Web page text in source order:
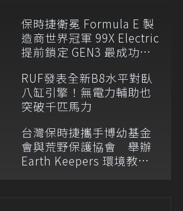
保時捷衛冕 Formula E 製
造商世界冠軍 99X Electric
提前鎖定 GEN3 最成功賽
RUF發表全新B8水平對臥
八缸引擎！無電力輔助也
突破千匹馬力
台灣保時捷攜手博幼基金
會與荒野保護協會 舉辦
Earth Keepers 環境教育